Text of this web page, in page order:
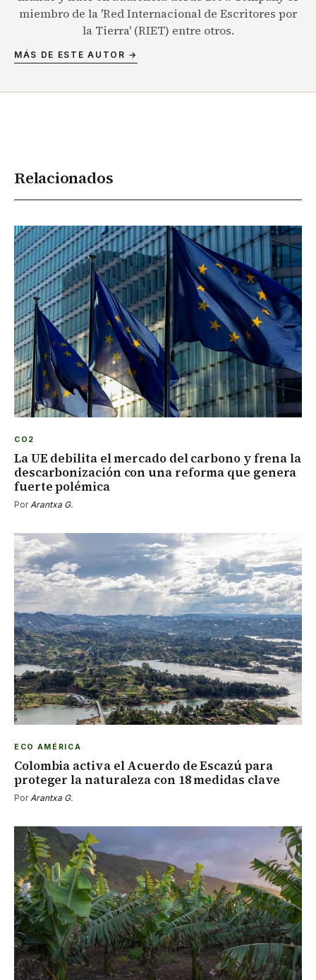
miembro de la 'Red Internacional de Escritores por
la Tierra' (RIET) entre otros.
MÁS DE ESTE AUTOR →
Relacionados
CO2
La UE debilita el mercado del carbono y frena la
descarbonización con una reforma que genera
fuerte polémica
PorArantxa G.
ECO AMÉRICA
Colombia activa el Acuerdo de Escazú para
proteger la naturaleza con 18 medidas clave
PorArantxa G.